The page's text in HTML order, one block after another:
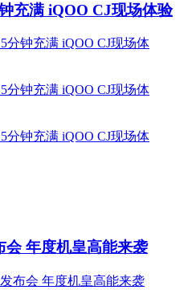
充满 iQOO CJ现场体验
会 年度机皇高能来袭